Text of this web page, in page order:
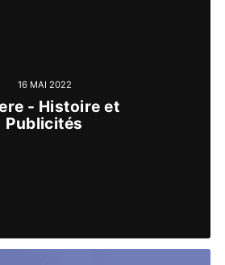
16 MAI 2022
- Histoire et
Publicités